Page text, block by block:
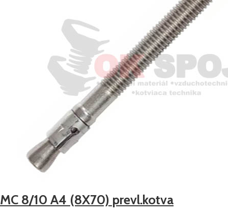
8/10 A4 (8X70) prevl.kotva